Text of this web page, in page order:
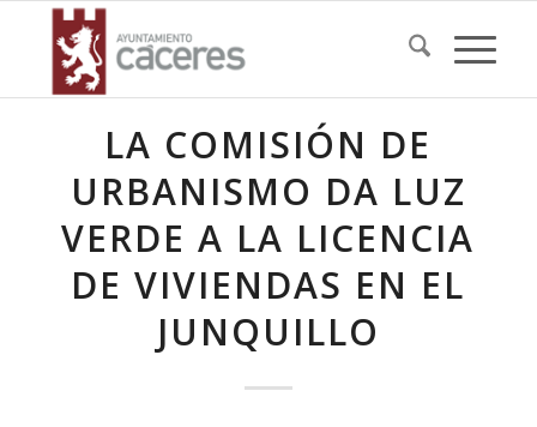
LA COMISIÓN DE
URBANISMO DA LUZ
VERDE A LA LICENCIA
DE VIVIENDAS EN EL
JUNQUILLO